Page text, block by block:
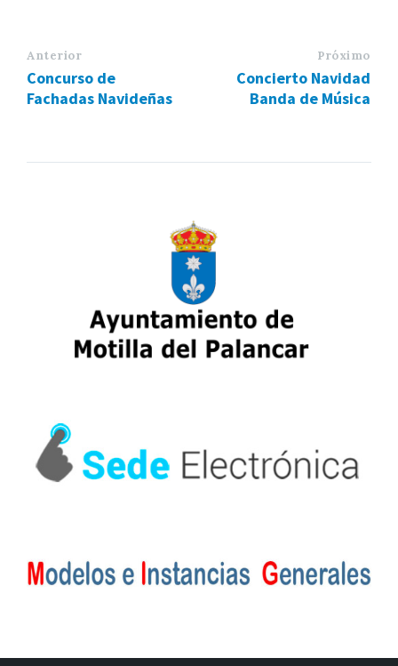
Anterior
Concurso de
Fachadas Navideñas
Próximo
Concierto Navidad
Banda de Música